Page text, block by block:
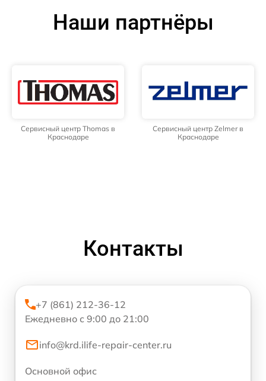
Наши партнёры
Сервисный центр Thomas в
Краснодаре
Сервисный центр Zelmer в
Краснодаре
Контакты
+7 (861) 212-36-12
Ежедневно с 9:00 до 21:00
info@krd.ilife-repair-center.ru
Основной офис